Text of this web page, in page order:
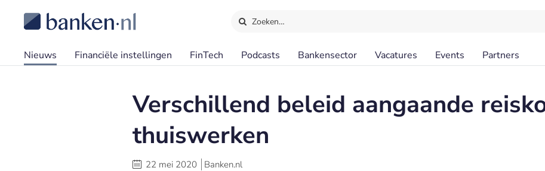
Zoeken…
Nieuws Financiële instellingen FinTech Podcasts Bankensector Vacatures Events Partners
Verschillend beleid aangaande
thuiswerken
22 mei 2020 Banken.nl